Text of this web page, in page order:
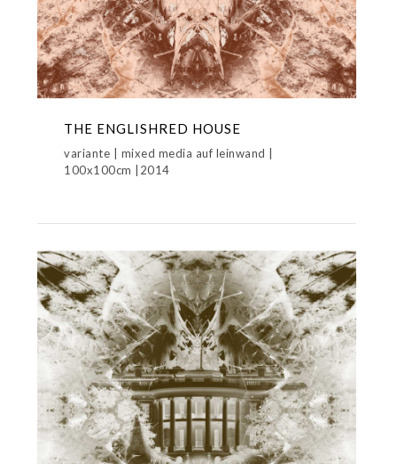
THE ENGLISHRED HOUSE
variante | mixed media auf leinwand |
100x100cm |2014